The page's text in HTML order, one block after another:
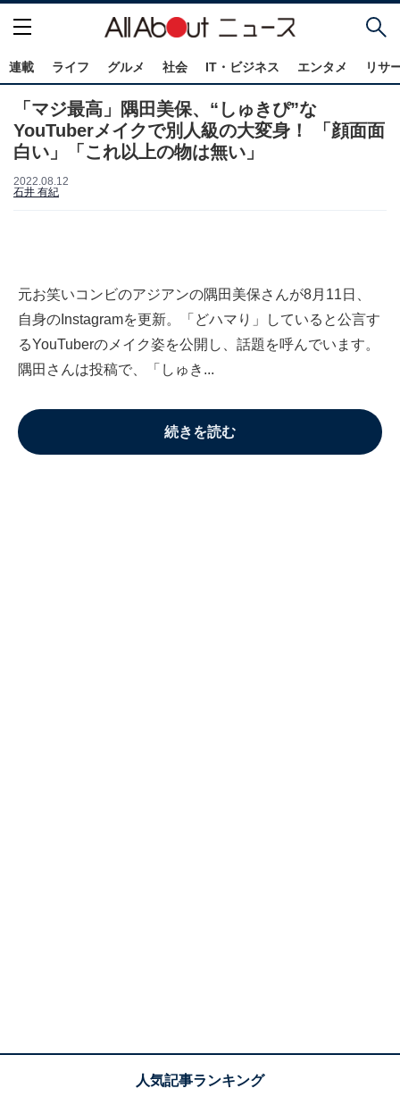
連載 ライフ グルメ 社会 IT・ビジネス エンタメ リサ
「マジ最高」隅田美保、“しゅきぴ”な
YouTuberメイクで別人級の大変身！ 「顔面面
白い」「これ以上の物は無い」
2022.08.12
石井 有紀
元お笑いコンビのアジアンの隅田美保さんが8月11日、
自身のInstagramを更新。「どハマり」していると公言す
るYouTuberのメイク姿を公開し、話題を呼んでいます。
隅田さんは投稿で、「しゅき...
続きを読む